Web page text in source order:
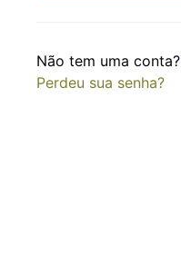
Não tem uma conta?
Perdeu sua senha?